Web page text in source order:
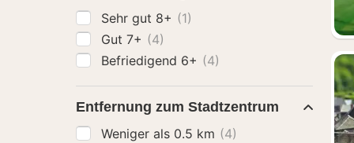
Sehr gut 8+ (1)
Gut 7+ (4)
Befriedigend 6+ (4)
Entfernung zum Stadtzentrum
Weniger als 0.5 km (4)